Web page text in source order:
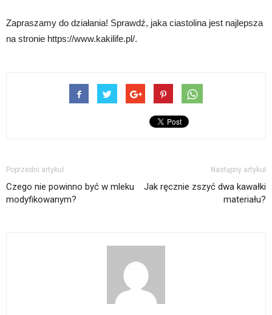
Zapraszamy do działania! Sprawdź, jaka ciastolina jest najlepsza
na stronie https://www.kakilife.pl/.
Poprzedni artykuł
Czego nie powinno być w mleku
modyfikowanym?
Następny artykuł
Jak ręcznie zszyć dwa kawałki
materiału?